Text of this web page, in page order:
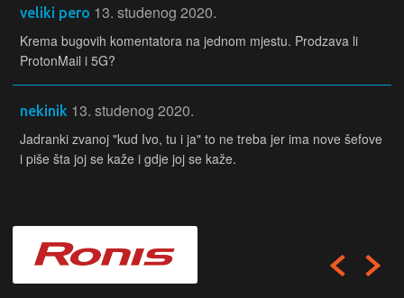
veliki pero 13. studenog 2020.
Krema bugovih komentatora na jednom mjestu. Prodzava li
ProtonMail i 5G?
nekinik 13. studenog 2020.
Jadranki zvanoj "kud Ivo, tu i ja" to ne treba jer ima nove šefove
i piše šta joj se kaže i gdje joj se kaže.